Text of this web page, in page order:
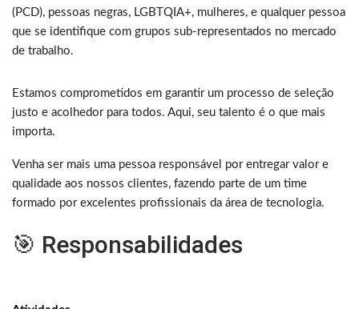
(PCD), pessoas negras, LGBTQIA+, mulheres, e qualquer pessoa
que se identifique com grupos sub-representados no mercado
de trabalho.
Estamos comprometidos em garantir um processo de seleção
justo e acolhedor para todos. Aqui, seu talento é o que mais
importa.
Venha ser mais uma pessoa responsável por entregar valor e
qualidade aos nossos clientes, fazendo parte de um time
formado por excelentes profissionais da área de tecnologia.
🎯 Responsabilidades